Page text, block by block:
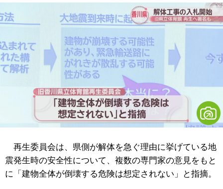
再生委員会は、県側が解体を急ぐ理由に挙げている地
震発生時の安全性について、複数の専門家の意見をもと
に「建物全体が倒壊する危険は想定されない」と指摘。